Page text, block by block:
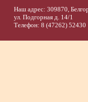
Наш адрес: 309870,
ул. Подгорная д. 14/1
Телефон: 8 (47262) 52430